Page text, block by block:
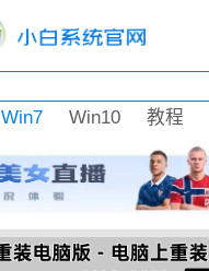
Win7 Win10 教程